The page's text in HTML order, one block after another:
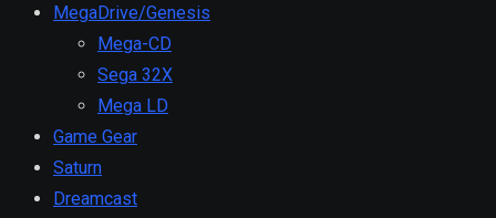
MegaDrive/Genesis
Mega-CD
Sega 32X
Mega LD
Game Gear
Saturn
Dreamcast